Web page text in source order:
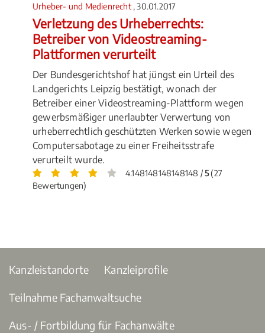
Urheber- und Medienrecht , 30.01.2017
Verletzung des Urheberrechts:
Betreiber von Videostreaming-
Plattformen verurteilt
Der Bundesgerichtshof hat jüngst ein Urteil des
Landgerichts Leipzig bestätigt, wonach der
Betreiber einer Videostreaming-Plattform wegen
gewerbsmäßiger unerlaubter Verwertung von
urheberrechtlich geschützten Werken sowie wegen
Computersabotage zu einer Freiheitsstrafe
verurteilt wurde.
4.148148148148148 /5(27
Bewertungen)
Kanzleistandorte Kanzleiprofile
Teilnahme Fachanwaltsuche
Aus- / Fortbildung für Fachanwälte